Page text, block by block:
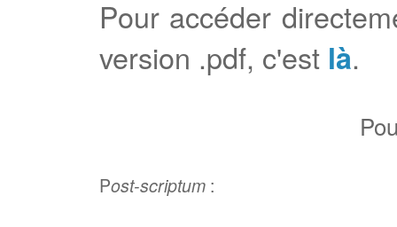
Pour accéder
version .pdf, c'est là.
Post-scriptum :